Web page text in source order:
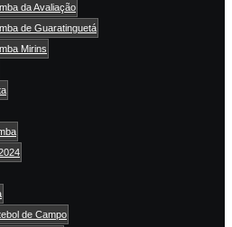
da Avaliação
de Guaratinguetá
Mirins
de Campo